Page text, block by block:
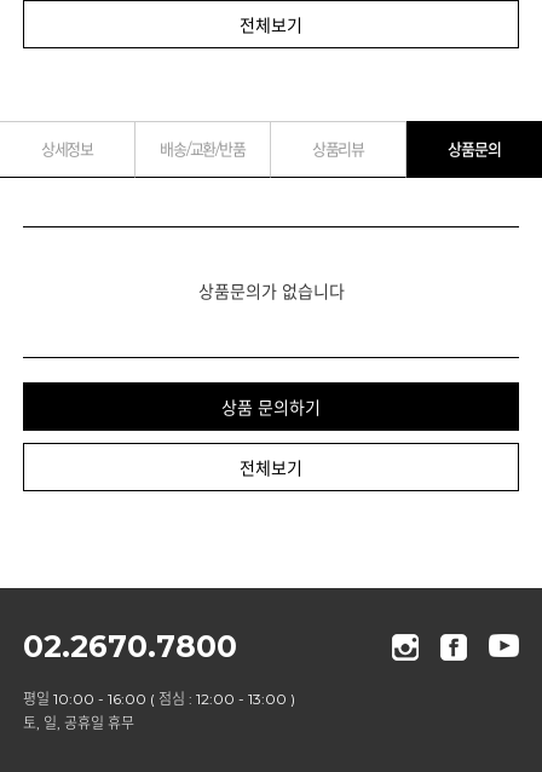
전체보기
상세정보 배송/교환/반품 상품리뷰 상품문의
상품문의가 없습니다
상품 문의하기
전체보기
02.2670.7800
평일 10:00 - 16:00 ( 점심 : 12:00 - 13:00 )
토, 일, 공휴일 휴무